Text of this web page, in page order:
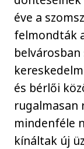
éve a
felmondták
és bérlői
rugalmasan
mindenféle
kínáltak új